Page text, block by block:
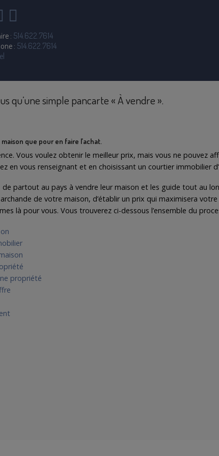
: 514.622.7614
: 514.622.7614
qu’une simple pancarte « À vendre ».
que pour en faire l’achat.
Vous voulez obtenir le meilleur prix, mais vous ne pouvez
en vous renseignant et en choisissant un courtier immobilier
partout au pays à vendre leur maison et les guide tout au
de votre maison, d’établir un prix qui maximisera
là pour vous. Vous trouverez ci-dessous l’ensemble du
propriété